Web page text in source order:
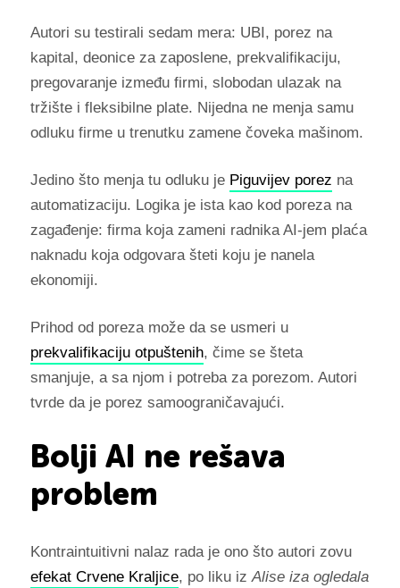
Autori su testirali sedam mera: UBI, porez na
kapital, deonice za zaposlene, prekvalifikaciju,
pregovaranje između firmi, slobodan ulazak na
tržište i fleksibilne plate. Nijedna ne menja samu
odluku firme u trenutku zamene čoveka mašinom.
Jedino što menja tu odluku je Piguvijev porez na
automatizaciju. Logika je ista kao kod poreza na
zagađenje: firma koja zameni radnika AI-jem plaća
naknadu koja odgovara šteti koju je nanela
ekonomiji.
Prihod od poreza može da se usmeri u
prekvalifikaciju otpuštenih, čime se šteta
smanjuje, a sa njom i potreba za porezom. Autori
tvrde da je porez samoograničavajući.
Bolji AI ne rešava
problem
Kontraintuitivni nalaz rada je ono što autori zovu
efekat Crvene Kraljice, po liku izAlise iza ogledala